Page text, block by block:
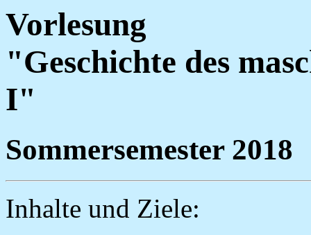
Vorlesung
"Geschichte des
I"
Sommersemester 2018
Inhalte und Ziele: